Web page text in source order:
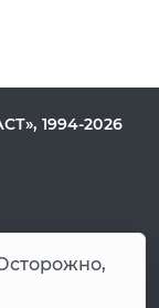
1994-2026